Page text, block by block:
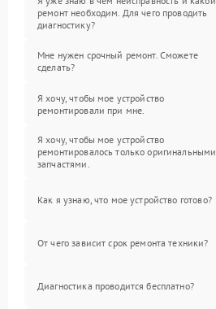
ремонт необходим. Для чего проводить
диагностику?
Мне нужен срочный ремонт. Сможете
сделать?
Я хочу, чтобы мое устройство
ремонтировали при мне.
Я хочу, чтобы мое устройство
ремонтировалось только оригинальными
запчастями.
Как я узнаю, что мое устройство готово?
От чего зависит срок ремонта техники?
Диагностика проводится бесплатно?